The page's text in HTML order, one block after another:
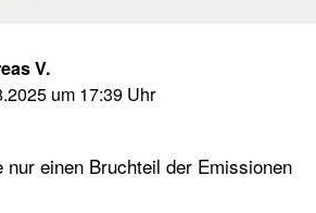
V.
um 17:39 Uhr
einen Bruchteil der Emissionen